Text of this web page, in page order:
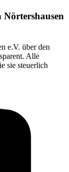
e.V. über den
Alle
sie steuerlich